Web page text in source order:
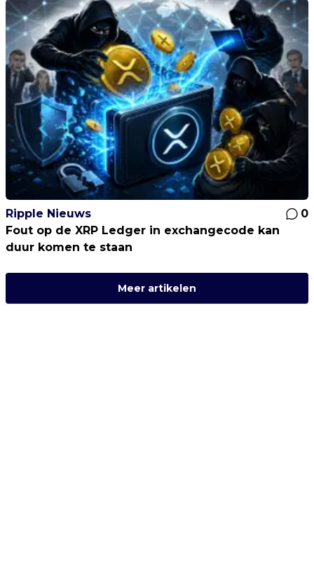
Ripple Nieuws
0
Fout op de XRP Ledger in exchangecode kan
duur komen te staan
Meer artikelen